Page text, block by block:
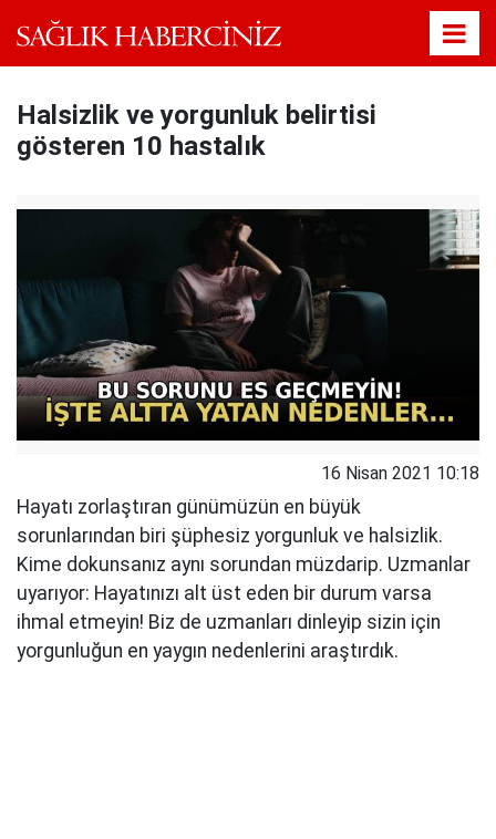
Halsizlik ve yorgunluk belirtisi
gösteren 10 hastalık
16 Nisan 2021 10:18
Hayatı zorlaştıran günümüzün en büyük
sorunlarından biri şüphesiz yorgunluk ve halsizlik.
Kime dokunsanız aynı sorundan müzdarip. Uzmanlar
uyarıyor: Hayatınızı alt üst eden bir durum varsa
ihmal etmeyin! Biz de uzmanları dinleyip sizin için
yorgunluğun en yaygın nedenlerini araştırdık.